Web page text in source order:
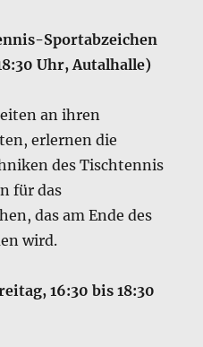
Sportabzeichen
Uhr, Autalhalle)
an ihren
erlernen die
des Tischtennis
für das
das am Ende des
wird.
16:30 bis 18:30